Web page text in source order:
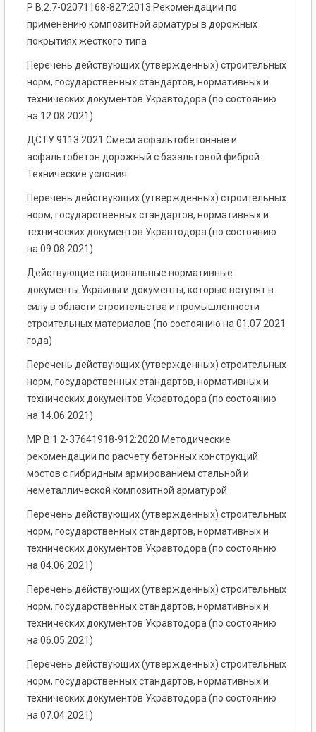
Р В.2.7-02071168-827:2013 Рекомендации по
применению композитной арматуры в дорожных
покрытиях жесткого типа
Перечень действующих (утвержденных) строительных
норм, государственных стандартов, нормативных и
технических документов Укравтодора (по состоянию
на 12.08.2021)
ДСТУ 9113:2021 Смеси асфальтобетонные и
асфальтобетон дорожный с базальтовой фиброй.
Технические условия
Перечень действующих (утвержденных) строительных
норм, государственных стандартов, нормативных и
технических документов Укравтодора (по состоянию
на 09.08.2021)
Действующие национальные нормативные
документы Украины и документы, которые вступят в
силу в области строительства и промышленности
строительных материалов (по состоянию на 01.07.2021
года)
Перечень действующих (утвержденных) строительных
норм, государственных стандартов, нормативных и
технических документов Укравтодора (по состоянию
на 14.06.2021)
МР В.1.2-37641918-912:2020 Методические
рекомендации по расчету бетонных конструкций
мостов с гибридным армированием стальной и
неметаллической композитной арматурой
Перечень действующих (утвержденных) строительных
норм, государственных стандартов, нормативных и
технических документов Укравтодора (по состоянию
на 04.06.2021)
Перечень действующих (утвержденных) строительных
норм, государственных стандартов, нормативных и
технических документов Укравтодора (по состоянию
на 06.05.2021)
Перечень действующих (утвержденных) строительных
норм, государственных стандартов, нормативных и
технических документов Укравтодора (по состоянию
на 07.04.2021)